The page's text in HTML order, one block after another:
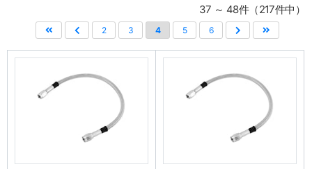
37 ～ 48件（217件中）
2 3 4 5 6